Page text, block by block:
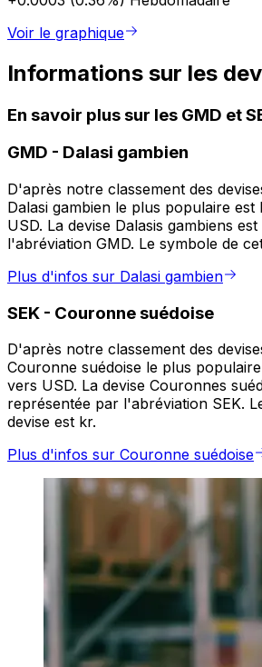
Voir le graphique
Informations sur les
En savoir plus sur les GMD et
GMD - Dalasi gambien
D'après notre classement des
Dalasi gambien le plus populaire est
USD. La devise Dalasis gambiens
l'abréviation GMD. Le symbole de
Plus d'infos sur Dalasi gambien
SEK - Couronne suédoise
D'après notre classement des
Couronne suédoise le plus
vers USD. La devise Couronnes
représentée par l'abréviation SEK.
devise est kr.
Plus d'infos sur Couronne suédoise